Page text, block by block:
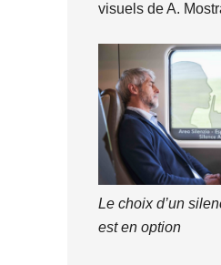
visuels de A.
Le choix d’un
est en option